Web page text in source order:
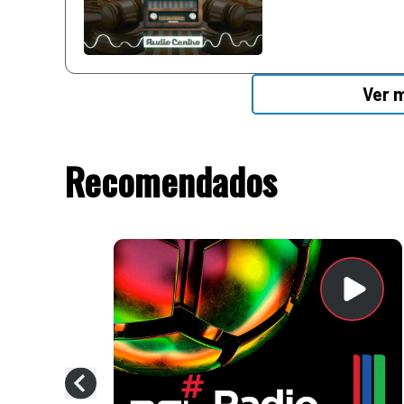
Ver
Recomendados